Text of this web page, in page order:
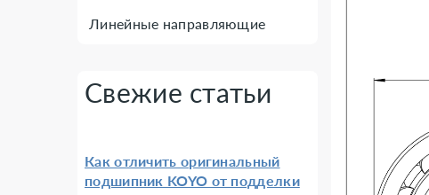
Линейные направляющие
Свежие статьи
Как отличить оригинальный
подшипник KOYO от подделки